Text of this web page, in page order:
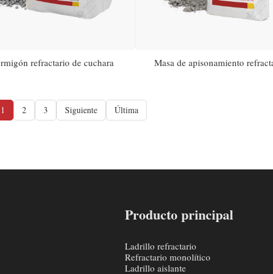
refractario de cuchara Masa de apisonamiento
1 2 3 Siguiente Última
Producto principal
Ladrillo refractario
Refractario monolítico
Ladrillo aislante